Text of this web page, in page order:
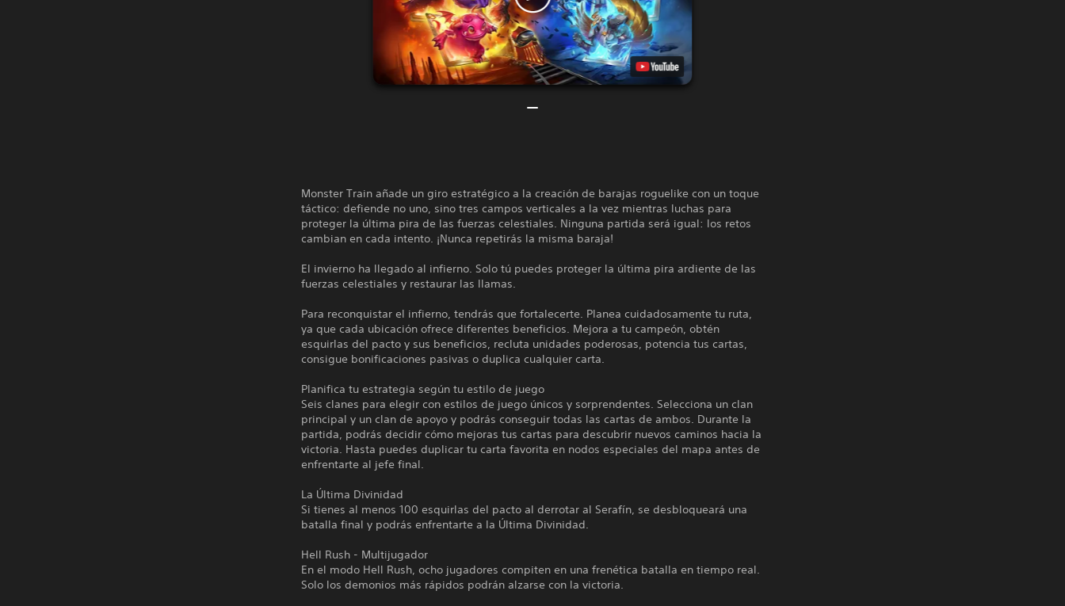
Monster Train añade un giro estratégico a la creación de barajas roguelike con un toque
táctico: defiende no uno, sino tres campos verticales a la vez mientras luchas para
proteger la última pira de las fuerzas celestiales. Ninguna partida será igual: los retos
cambian en cada intento. ¡Nunca repetirás la misma baraja!
El invierno ha llegado al infierno. Solo tú puedes proteger la última pira ardiente de las
fuerzas celestiales y restaurar las llamas.
Para reconquistar el infierno, tendrás que fortalecerte. Planea cuidadosamente tu ruta,
ya que cada ubicación ofrece diferentes beneficios. Mejora a tu campeón, obtén
esquirlas del pacto y sus beneficios, recluta unidades poderosas, potencia tus cartas,
consigue bonificaciones pasivas o duplica cualquier carta.
Planifica tu estrategia según tu estilo de juego
Seis clanes para elegir con estilos de juego únicos y sorprendentes. Selecciona un clan
principal y un clan de apoyo y podrás conseguir todas las cartas de ambos. Durante la
partida, podrás decidir cómo mejoras tus cartas para descubrir nuevos caminos hacia la
victoria. Hasta puedes duplicar tu carta favorita en nodos especiales del mapa antes de
enfrentarte al jefe final.
La Última Divinidad
Si tienes al menos 100 esquirlas del pacto al derrotar al Serafín, se desbloqueará una
batalla final y podrás enfrentarte a la Última Divinidad.
Hell Rush - Multijugador
En el modo Hell Rush, ocho jugadores compiten en una frenética batalla en tiempo real.
Solo los demonios más rápidos podrán alzarse con la victoria.